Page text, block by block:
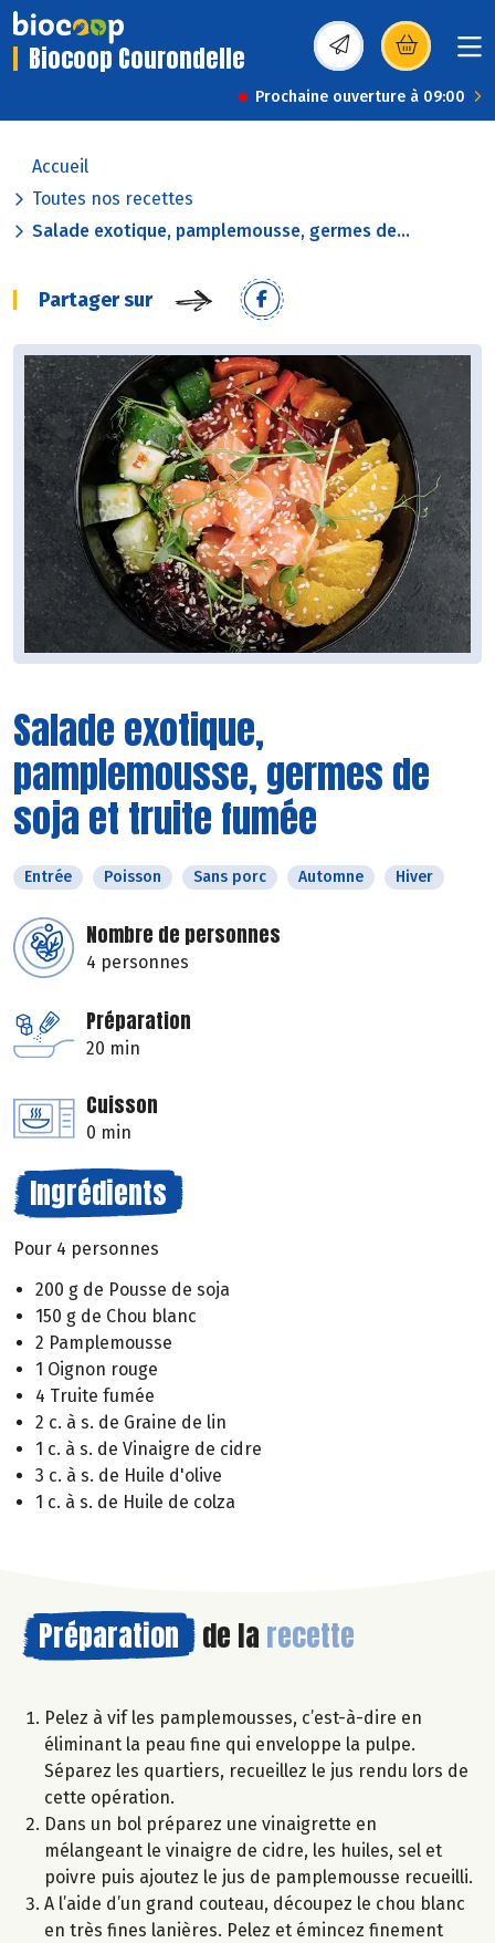
Biocoop Courondelle (s’ouvre dans une
Prochaine ouverture à 09:00
Accueil
Toutes nos recettes
Salade exotique, pamplemousse, germes de...
Partager sur
Salade exotique,
pamplemousse, germes de
soja et truite fumée
Entrée Poisson Sans porc Automne Hiver
Nombre de personnes
4 personnes
Préparation
20 min
Cuisson
0 min
Ingrédients
Pour 4 personnes
200 g de Pousse de soja
150 g de Chou blanc
2 Pamplemousse
1 Oignon rouge
4 Truite fumée
2 c. à s. de Graine de lin
1 c. à s. de Vinaigre de cidre
3 c. à s. de Huile d'olive
1 c. à s. de Huile de colza
Préparation de la recette
Pelez à vif les pamplemousses, c’est-à-dire en
éliminant la peau fine qui enveloppe la pulpe.
Séparez les quartiers, recueillez le jus rendu lors de
cette opération.
Dans un bol préparez une vinaigrette en
mélangeant le vinaigre de cidre, les huiles, sel et
poivre puis ajoutez le jus de pamplemousse recueilli.
A l’aide d’un grand couteau, découpez le chou blanc
en très fines lanières. Pelez et émincez finement